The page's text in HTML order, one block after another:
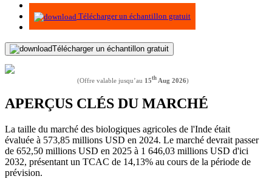
Infographie
Télécharger un échantillon gratuit
Télécharger un échantillon gratuit
(Offre valable jusqu’au 15th Aug 2026)
APERÇUS CLÉS DU MARCHÉ
La taille du marché des biologiques agricoles de l'Inde était
évaluée à 573,85 millions USD en 2024. Le marché devrait passer
de 652,50 millions USD en 2025 à 1 646,03 millions USD d'ici
2032, présentant un TCAC de 14,13% au cours de la période de
prévision.